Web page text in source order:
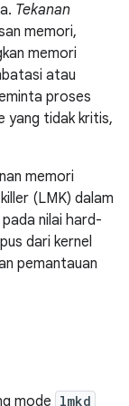
Tekanan
memori,
memori
atau
proses
yang tidak kritis,
memori
(LMK) dalam
nilai hard-
dari kernel
pemantauan
mode lmkd